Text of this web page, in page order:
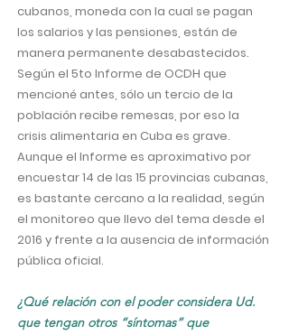
cubanos, moneda con la cual se pagan
los salarios y las pensiones, están de
manera permanente desabastecidos.
Según el 5to Informe de OCDH que
mencioné antes, sólo un tercio de la
población recibe remesas, por eso la
crisis alimentaria en Cuba es grave.
Aunque el Informe es aproximativo por
encuestar 14 de las 15 provincias cubanas,
es bastante cercano a la realidad, según
el monitoreo que llevo del tema desde el
2016 y frente a la ausencia de información
pública oficial.
¿Qué relación con el poder considera Ud.
que tengan otros “síntomas” que